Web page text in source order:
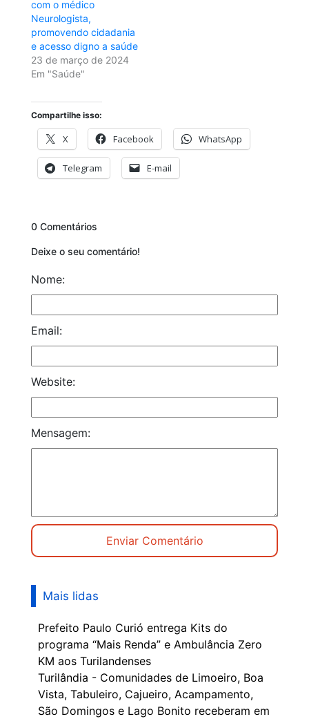
com o médico
Neurologista,
promovendo cidadania
e acesso digno a saúde
23 de março de 2024
Em "Saúde"
Compartilhe isso:
X Facebook WhatsApp
Telegram E-mail
0 Comentários
Deixe o seu comentário!
Nome:
Email:
Website:
Mensagem:
Mais lidas
Prefeito Paulo Curió entrega Kits do
programa “Mais Renda” e Ambulância Zero
KM aos Turilandenses
Turilândia - Comunidades de Limoeiro, Boa
Vista, Tabuleiro, Cajueiro, Acampamento,
São Domingos e Lago Bonito receberam em